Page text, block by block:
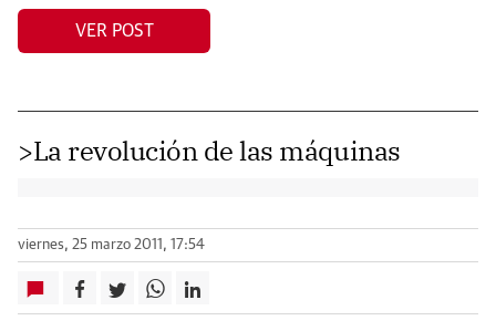
VER POST
>La revolución de las máquinas
viernes, 25 marzo 2011, 17:54